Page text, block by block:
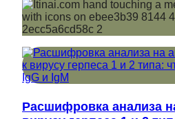
Расшифровка анализа